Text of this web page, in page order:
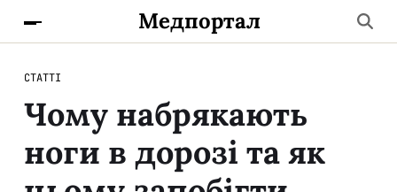
Медпортал
СТАТТІ
Чому набрякають
ноги в дорозі та як